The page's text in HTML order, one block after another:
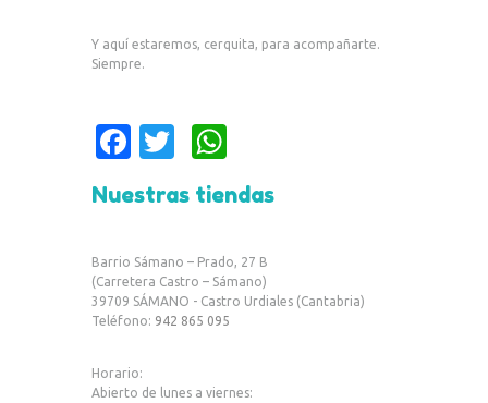
Y aquí estaremos, cerquita, para acompañarte.
Siempre.
Fa
e
b
o
o
w
it
r
at
A
p
Nuestras tiendas
Barrio Sámano – Prado, 27 B
(Carretera Castro – Sámano)
39709 SÁMANO - Castro Urdiales (Cantabria)
Teléfono: 942 865 095
Horario:
Abierto de lunes a viernes: